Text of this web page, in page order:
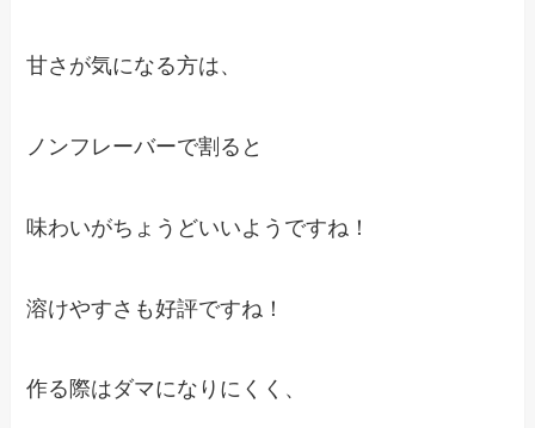
甘さが気になる方は、
ノンフレーバーで割ると
味わいがちょうどいいようですね！
溶けやすさも好評ですね！
作る際はダマになりにくく、